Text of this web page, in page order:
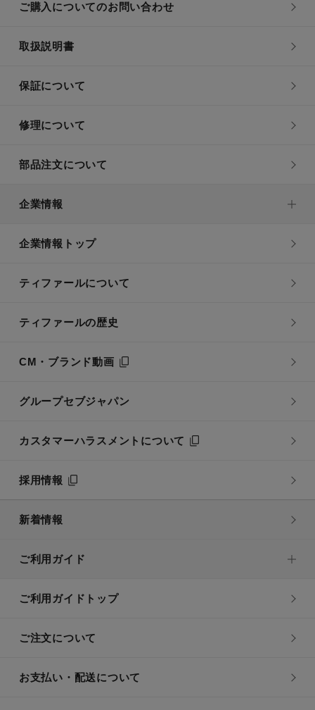
ご購入についてのお問い合わせ
取扱説明書
保証について
修理について
部品注文について
企業情報
企業情報トップ
ティファールについて
ティファールの歴史
CM・ブランド動画
グループセブジャパン
カスタマーハラスメントについて
採用情報
新着情報
ご利用ガイド
ご利用ガイドトップ
ご注文について
お支払い・配送について